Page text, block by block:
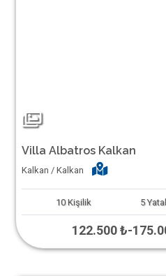
Villa Albatros Kalkan
Kalkan / Kalkan
10 Kişilik 5
122.500 ₺-